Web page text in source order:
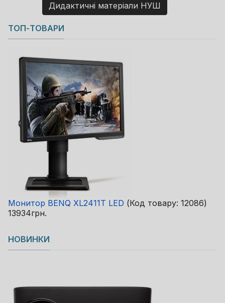
Дидактичні матеріали НУШ
Copyright MAXXmarketing GmbH
JoomShopping Download & Support
ТОП-ТОВАРИ
Монитор BENQ XL2411T LED (Код товару: 12086)
13934грн.
НОВИНКИ